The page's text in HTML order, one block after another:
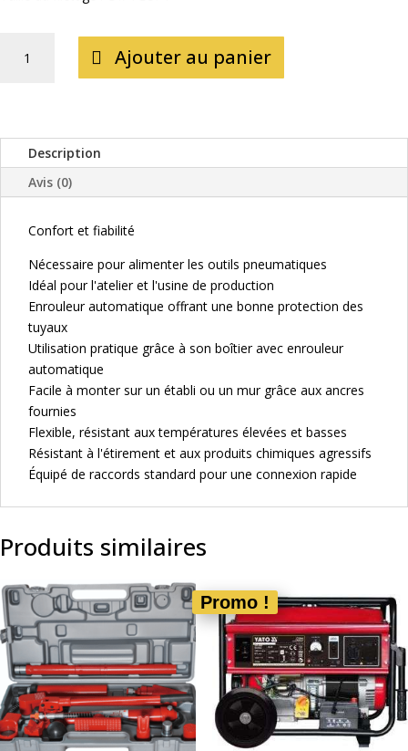
9.5MM
15M
AUTOMATIQUE
Ajouter au panier
Description
Avis (0)
Confort et fiabilité
Nécessaire pour alimenter les outils pneumatiques
Idéal pour l'atelier et l'usine de production
Enrouleur automatique offrant une bonne protection des
tuyaux
Utilisation pratique grâce à son boîtier avec enrouleur
automatique
Facile à monter sur un établi ou un mur grâce aux ancres
fournies
Flexible, résistant aux températures élevées et basses
Résistant à l'étirement et aux produits chimiques agressifs
Équipé de raccords standard pour une connexion rapide
Produits similaires
Promo !